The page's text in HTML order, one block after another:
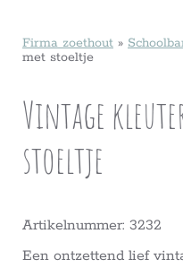
Firma zoethout »
met stoeltje
Vintage
stoeltje
Artikelnummer: 3232
Een ontzettend lief